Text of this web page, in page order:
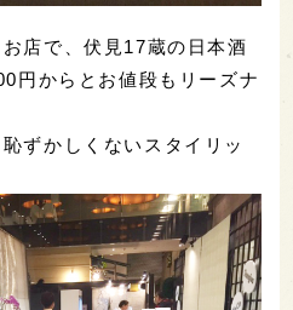
店で、伏見17蔵の日本酒
円からとお値段もリーズナ
ずかしくないスタイリッ